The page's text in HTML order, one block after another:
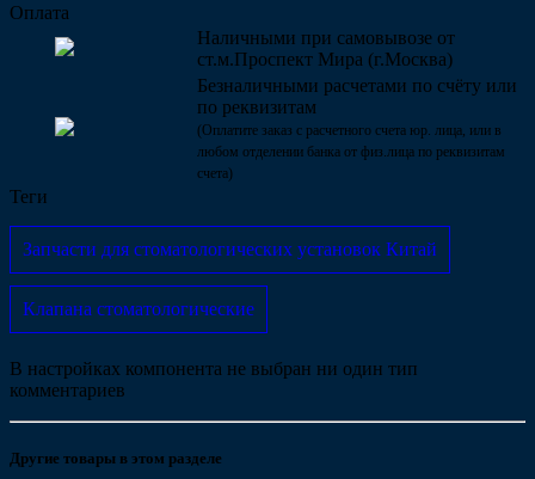
Оплата
Наличными при самовывозе от
ст.м.Проспект Мира (г.Москва)
Безналичными расчетами по счёту или
по реквизитам
(Оплатите заказ с расчетного счета юр. лица, или в
любом отделении банка от физ.лица по реквизитам
счета)
Теги
Запчасти для стоматологических установок Китай
Клапана стоматологические
В настройках компонента не выбран ни один тип
комментариев
Другие товары в этом разделе